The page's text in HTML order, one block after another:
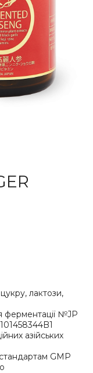
лактози,
ферментації №JP
азійських
GMP